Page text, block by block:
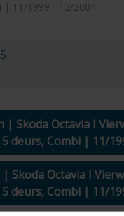
| 11/1999 - 12/2004
| Skoda Octavia I
deurs, Combi | 11/
Skoda Octavia I
deurs, Combi | 11/